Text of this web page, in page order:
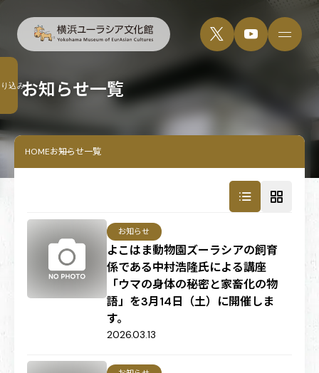
お知らせ一覧
HOMEお知らせ一覧
よこはま動物園ズーラシアの飼育
係である中村浩隆氏による講座
「ウマの身体の秘密と家畜化の物
語」を3月14日（土）に開催しま
す。
お知らせ
2026.03.13
込み